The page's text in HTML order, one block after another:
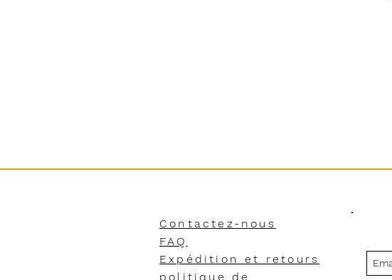
Contactez-nous
FAQ
Expédition et retours
politique de